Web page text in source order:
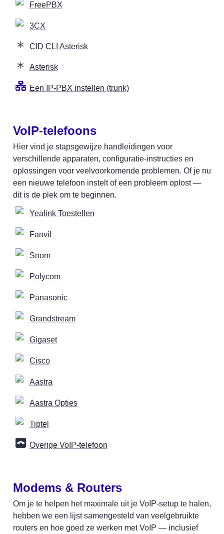
FreePBX
3CX
CID CLI Asterisk
Asterisk
Een IP-PBX instellen (trunk)
VoIP-telefoons
Hier vind je stapsgewijze handleidingen voor
verschillende apparaten, configuratie-instructies en
oplossingen voor veelvoorkomende problemen. Of je nu
een nieuwe telefoon instelt of een probleem oplost —
dit is de plek om te beginnen.
Yealink Toestellen
Fanvil
Snom
Polycom
Panasonic
Grandstream
Gigaset
Cisco
Aastra
Aastra Opties
Tiptel
Overige VoIP-telefoon
Modems & Routers
Om je te helpen het maximale uit je VoIP-setup te halen,
hebben we een lijst samengesteld van veelgebruikte
routers en hoe goed ze werken met VoIP — inclusief